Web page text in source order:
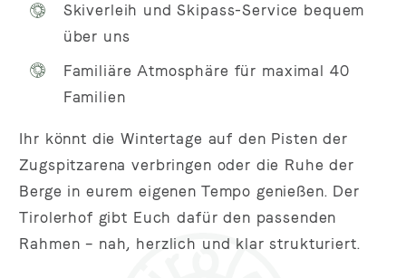
Skiverleih und Skipass-Service bequem
über uns
Familiäre Atmosphäre für maximal 40
Familien
Ihr könnt die Wintertage auf den Pisten der
Zugspitzarena verbringen oder die Ruhe der
Berge in eurem eigenen Tempo genießen. Der
Tirolerhof gibt Euch dafür den passenden
Rahmen – nah, herzlich und klar strukturiert.